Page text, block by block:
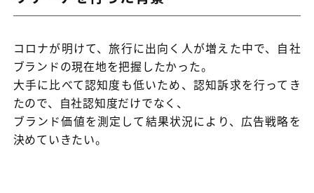
コロナが明けて、旅行に出向く人が増えた中で、自社
ブランドの現在地を把握したかった。
大手に比べて認知度も低いため、認知訴求を行ってき
たので、自社認知度だけでなく、
ブランド価値を測定して結果状況により、広告戦略を
決めていきたい。